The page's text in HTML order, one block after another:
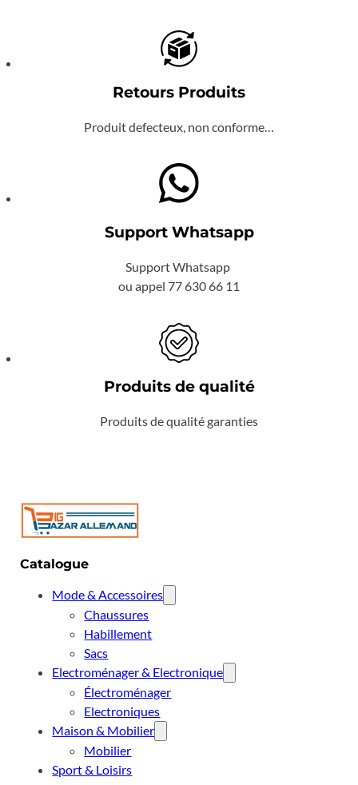
Retours Produits
Produit defecteux, non conforme…
Support Whatsapp
Support Whatsapp
ou appel 77 630 66 11
Produits de qualité
Produits de qualité garanties
Catalogue
Mode & Accessoires
Chaussures
Habillement
Sacs
Electroménager & Electronique
Électroménager
Electroniques
Maison & Mobilier
Mobilier
Sport & Loisirs